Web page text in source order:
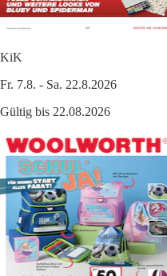
KiK
Fr. 7.8. - Sa. 22.8.2026
Gültig bis 22.08.2026